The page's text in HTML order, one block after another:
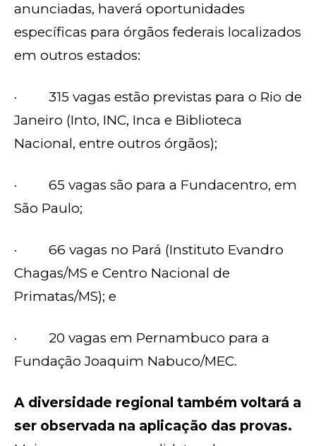
anunciadas, haverá oportunidades
específicas para órgãos federais localizados
em outros estados:
· 315 vagas estão previstas para o Rio de
Janeiro (Into, INC, Inca e Biblioteca
Nacional, entre outros órgãos);
· 65 vagas são para a Fundacentro, em
São Paulo;
· 66 vagas no Pará (Instituto Evandro
Chagas/MS e Centro Nacional de
Primatas/MS); e
· 20 vagas em Pernambuco para a
Fundação Joaquim Nabuco/MEC.
A diversidade regional também voltará a
ser observada na aplicação das provas.